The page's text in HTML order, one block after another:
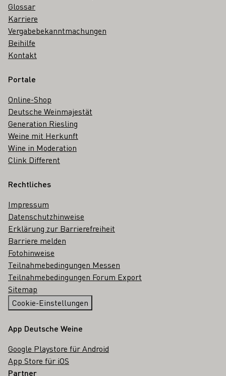
Glossar
Karriere
Vergabebekanntmachungen
Beihilfe
Kontakt
Portale
Online-Shop
Deutsche Weinmajestät
Generation Riesling
Weine mit Herkunft
Wine in Moderation
Clink Different
Rechtliches
Impressum
Datenschutzhinweise
Erklärung zur Barrierefreiheit
Barriere melden
Fotohinweise
Teilnahmebedingungen Messen
Teilnahmebedingungen Forum Export
Sitemap
Cookie-Einstellungen
App Deutsche Weine
Google Playstore für Android
App Store für iOS
Partner